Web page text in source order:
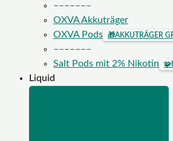
–––––––
OXVA Akkuträger
OXVA Pods
🎁AKKUTRÄGER
–––––––
Salt Pods mit 2% Nikotin
🧩
Liquid